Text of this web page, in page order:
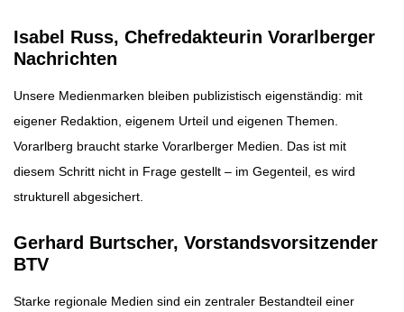
Isabel Russ, Chefredakteurin Vorarlberger
Nachrichten
Unsere Medienmarken bleiben publizistisch eigenständig: mit
eigener Redaktion, eigenem Urteil und eigenen Themen.
Vorarlberg braucht starke Vorarlberger Medien. Das ist mit
diesem Schritt nicht in Frage gestellt – im Gegenteil, es wird
strukturell abgesichert.
Gerhard Burtscher, Vorstandsvorsitzender
BTV
Starke regionale Medien sind ein zentraler Bestandteil einer